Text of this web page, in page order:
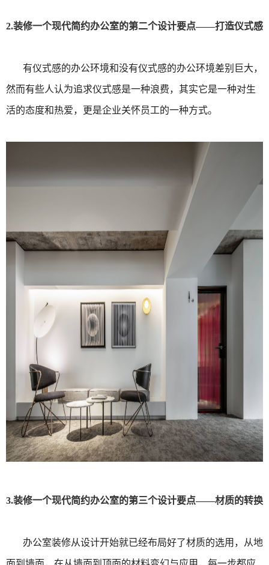
2.装修一个现代简约办公室的第二个设计要点——打造仪式感
有仪式感的办公环境和没有仪式感的办公环境差别巨大，
然而有些人认为追求仪式感是一种浪费，其实它是一种对生
活的态度和热爱，更是企业关怀员工的一种方式。
3.装修一个现代简约办公室的第三个设计要点——材质的转换
办公室装修从设计开始就已经布局好了材质的选用，从地